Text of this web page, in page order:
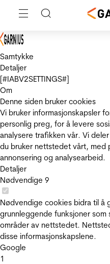
Samtykke
Detaljer
[#IABV2SETTINGS#]
Om
Denne siden bruker cookies
Vi bruker informasjonskapsler
personlig preg, for å levere
analysere trafikken vår. Vi
du bruker nettstedet vårt, med
annonsering og analysearbeid.
Detaljer
Nødvendige 9
Nødvendige cookies bidra til å
grunnleggende funksjoner som
områder av nettstedet.
disse informasjonskapslene.
Google
1